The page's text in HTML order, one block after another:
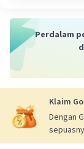
Perdalam
Klaim
Dengan